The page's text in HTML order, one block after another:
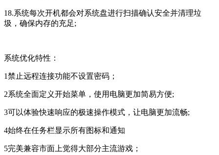
18.系统每次开机都会对系统盘进行扫描确认安全并清理垃
圾，确保内存的充足;
系统优化特性：
1禁止远程连接功能不设置密码；
2系统全面定义开始菜单，使用电脑更加简易方便;
3可以体验快速响应的极速操作模式，让电脑更加流畅;
4始终在任务栏显示所有图标和通知
5完美兼容市面上觉得大部分主流游戏；